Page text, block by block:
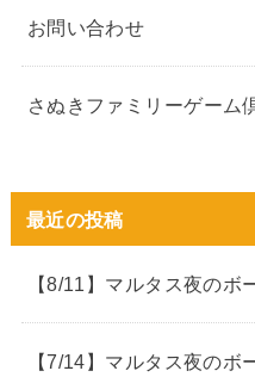
お問い合わせ
さぬきファミリーゲーム
最近の投稿
【8/11】マルタス夜のボ
【7/14】マルタス夜のボ